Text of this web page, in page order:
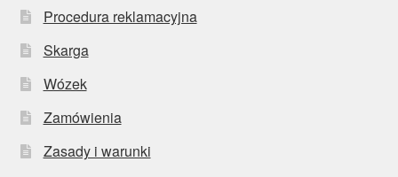
Procedura reklamacyjna
Skarga
Wózek
Zamówienia
Zasady i warunki